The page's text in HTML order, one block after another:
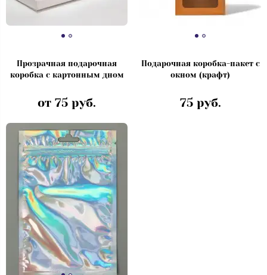
Прозрачная подарочная
коробка с картонным дном
от 75 руб.
Подарочная коробка-пакет с
окном (крафт)
75 руб.